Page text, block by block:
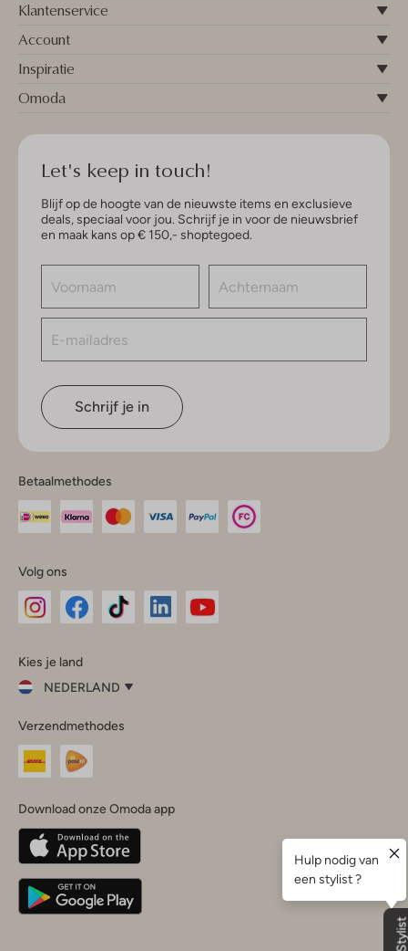
Klantenservice
Account
Inspiratie
Omoda
Let's keep in touch!
Blijf op de hoogte van de nieuwste items en exclusieve
deals, speciaal voor jou. Schrijf je in voor de nieuwsbrief
en maak kans op € 150,- shoptegoed.
Schrijf je in
Betaalmethodes
Volg ons
InstagramFacebook
Kies je land
NEDERLAND
je
land
Nederland
Belgique(Français)
Deutschland
Verzendmethodes
Download onze Omoda app